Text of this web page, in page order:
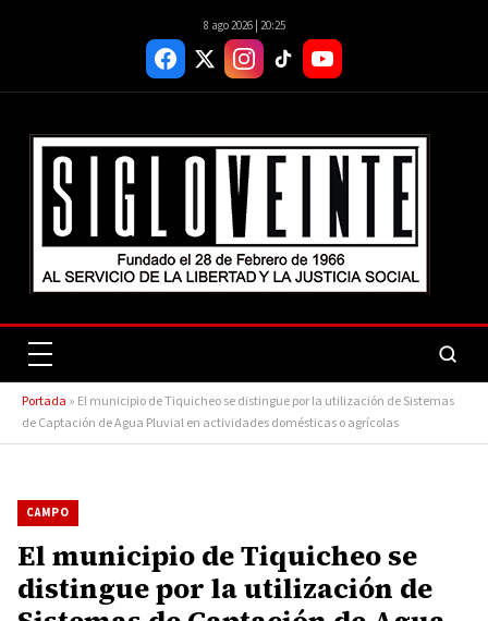
8 ago 2026 | 20:25
Portada » El municipio de Tiquicheo se distingue por la utilización de Sistemas
de Captación de Agua Pluvial en actividades domésticas o agrícolas
CAMPO
El municipio de Tiquicheo se
distingue por la utilización de